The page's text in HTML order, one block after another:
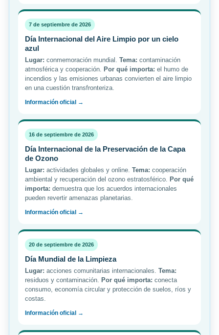
7 de septiembre de 2026
Día Internacional del Aire Limpio por un cielo
azul
Lugar: conmemoración mundial. Tema: contaminación
atmosférica y cooperación.
Por qué importa: el humo de
incendios y las emisiones urbanas convierten el aire limpio
en una cuestión transfronteriza.
Información oficial →
16 de septiembre de 2026
Día Internacional de la Preservación de la Capa
de Ozono
Lugar: actividades globales y online. Tema: cooperación
ambiental y recuperación del ozono estratosférico.
Por qué
importa: demuestra que los acuerdos internacionales
pueden revertir amenazas planetarias.
Información oficial →
20 de septiembre de 2026
Día Mundial de la Limpieza
Lugar: acciones comunitarias internacionales. Tema:
residuos y contaminación.
Por qué importa: conecta
consumo, economía circular y protección de suelos, ríos y
costas.
Información oficial →